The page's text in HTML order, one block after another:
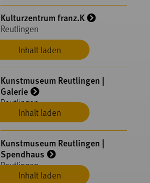
Inhalt laden
Kulturzentrum franz.K
Reutlingen
Inhalt laden
Kunstmuseum Reutlingen |
Galerie
Reutlingen
Inhalt laden
Kunstmuseum Reutlingen |
Spendhaus
Reutlingen